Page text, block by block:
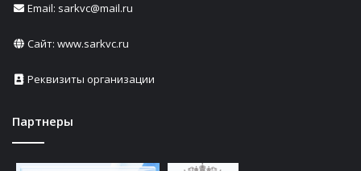
Email: sarkvc@mail.ru
Сайт: www.sarkvc.ru
Реквизиты организации
Партнеры